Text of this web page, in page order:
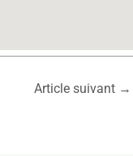
Article suivant →